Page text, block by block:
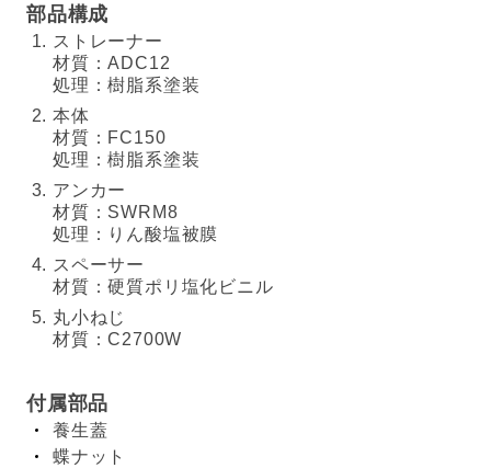
部品構成
ストレーナー
材質：ADC12
処理：樹脂系塗装
本体
材質：FC150
処理：樹脂系塗装
アンカー
材質：SWRM8
処理：りん酸塩被膜
スペーサー
材質：硬質ポリ塩化ビニル
丸小ねじ
材質：C2700W
付属部品
養生蓋
蝶ナット